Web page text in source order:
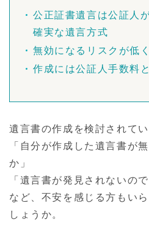
公正証書遺言は公証人
確実な遺言方式
無効になるリスクが低
作成には公証人手数料
遺言書の作成を検討されてい
「自分が作成した遺言書が
か」
「遺言書が発見されないの
など、不安を感じる方もい
しょうか。